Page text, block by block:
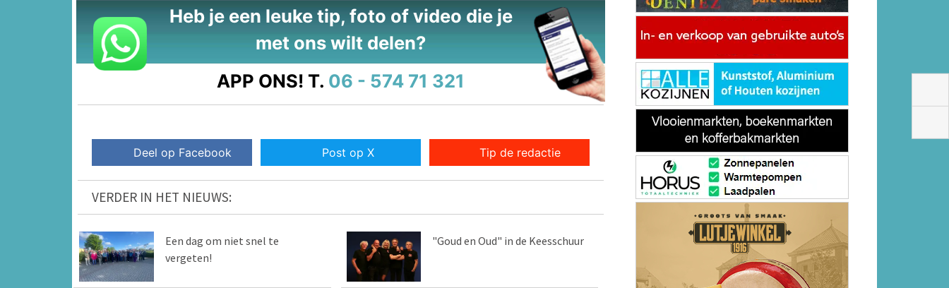
Heb je een leuke tip, foto of video die je
met ons wilt delen?
APP ONS! T. 06 - 574 71 321
Deel op Facebook Post op X Tip de redactie
VERDER IN HET NIEUWS:
Een dag om niet snel te
vergeten!
"Goud en Oud" in de Keesschuur